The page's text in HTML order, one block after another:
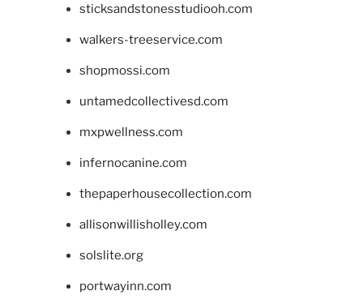
sticksandstonesstudiooh.com
walkers-treeservice.com
shopmossi.com
untamedcollectivesd.com
mxpwellness.com
infernocanine.com
thepaperhousecollection.com
allisonwillisholley.com
solslite.org
portwayinn.com